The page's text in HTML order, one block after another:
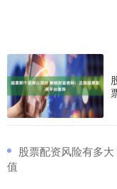
股票配资风险有多
值